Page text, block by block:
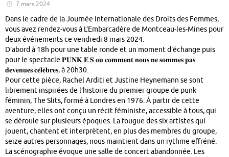
7 mars 2024
Dans le cadre de la Journée Internationale des Droits des Femmes,
vous avez rendez-vous à L’Embarcadère de Montceau-les-Mines pour
deux événements ce vendredi 8 mars 2024.
D’abord à 18h pour une table ronde et un moment d’échange puis
pour le spectacle 𝐏𝐔𝐍𝐊.𝐄.𝐒 𝐨𝐮 𝐜𝐨𝐦𝐦𝐞𝐧𝐭 𝐧𝐨𝐮𝐬 𝐧𝐞 𝐬𝐨𝐦𝐦𝐞𝐬 𝐩𝐚𝐬
𝐝𝐞𝐯𝐞𝐧𝐮𝐞𝐬 𝐜𝐞́𝐥𝐞̀𝐛𝐫𝐞𝐬, à 20h30.
Pour cette pièce, Rachel Arditi et Justine Heynemann se sont
librement inspirées de l’histoire du premier groupe de punk
féminin, The Slits, formé à Londres en 1976. À partir de cette
aventure, elles ont conçu un récit féministe, accessible à tous, qui
se déroule sur plusieurs époques. La fougue des six artistes qui
jouent, chantent et interprètent, en plus des membres du groupe,
seize autres personnages, nous maintient dans un rythme effréné.
La scénographie évoque une salle de concert abandonnée. Les